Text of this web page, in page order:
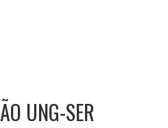
UNG-SER